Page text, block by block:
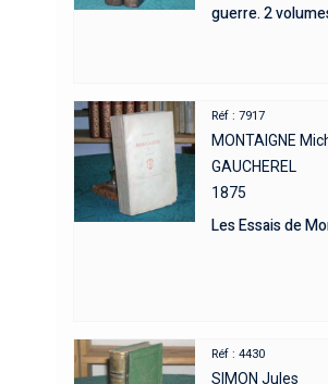
guerre. 2
Réf : 7917
MONTAIGNE
GAUCHEREL
1875
Les Essais de
Réf : 4430
SIMON Jules